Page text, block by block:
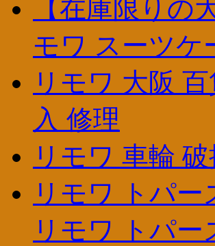
【在庫限りの
モワ スーツケ
リモワ 大阪
入 修理
リモワ 車輪
リモワ トパ
リモワ トパー